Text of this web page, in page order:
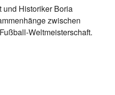
und Historiker Boria
zwischen
Weltmeisterschaft.